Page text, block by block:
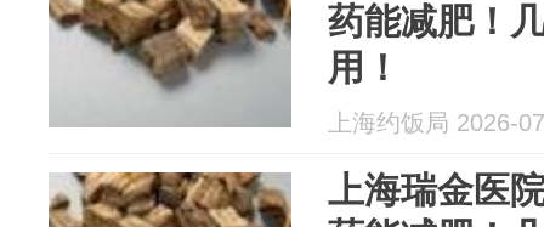
药能减肥！
用！
上海约饭局 2026-
上海瑞金医